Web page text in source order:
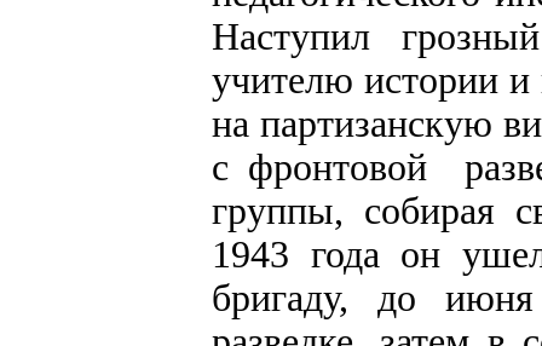
Наступил
учителю истории
на партизанскую
с фронтовой
группы, собирая
1943 года он
бригаду, до